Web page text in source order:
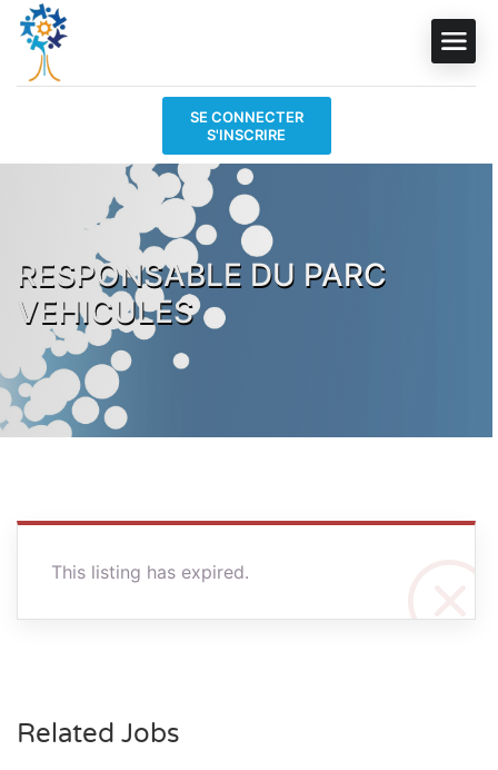
SE CONNECTER
S'INSCRIRE
RESPONSABLE DU PARC
VEHICULES
This listing has expired.
Related Jobs